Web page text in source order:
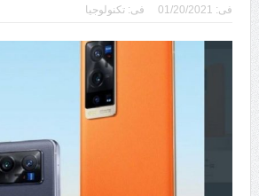
فى: 01/20/2021 فى: تكنولوجيا